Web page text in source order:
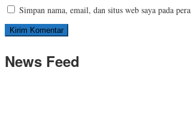
Simpan nama, email, dan situs web saya pada
News Feed